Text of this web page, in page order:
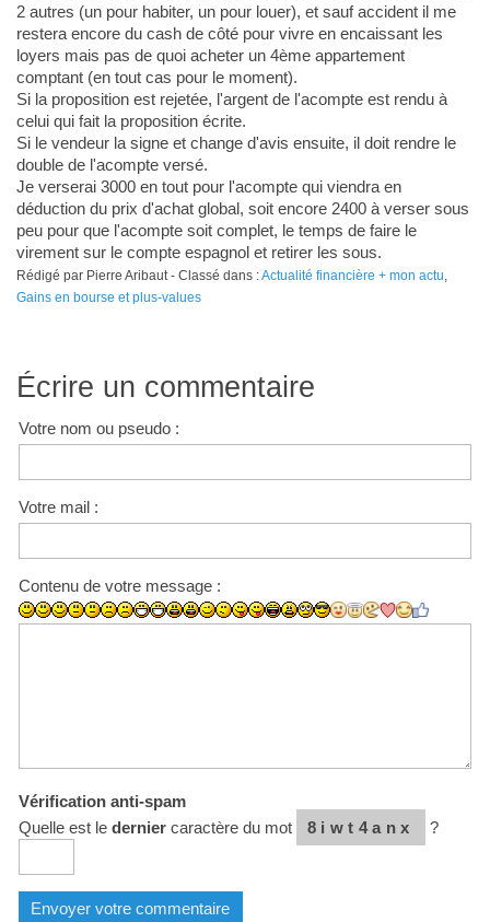
2 autres (un pour habiter, un pour louer), et sauf accident il me
restera encore du cash de côté pour vivre en encaissant les
loyers mais pas de quoi acheter un 4ème appartement
comptant (en tout cas pour le moment).
Si la proposition est rejetée, l'argent de l'acompte est rendu à
celui qui fait la proposition écrite.
Si le vendeur la signe et change d'avis ensuite, il doit rendre le
double de l'acompte versé.
Je verserai 3000 en tout pour l'acompte qui viendra en
déduction du prix d'achat global, soit encore 2400 à verser sous
peu pour que l'acompte soit complet, le temps de faire le
virement sur le compte espagnol et retirer les sous.
Rédigé par Pierre Aribaut - Classé dans :Actualité financière + mon actu,
Gains en bourse et plus-values
Écrire un commentaire
Votre nom ou pseudo :
Votre mail :
Contenu de votre message :
Vérification anti-spam
Quelle est le derniercaractère du mot 8iwt4anx ?